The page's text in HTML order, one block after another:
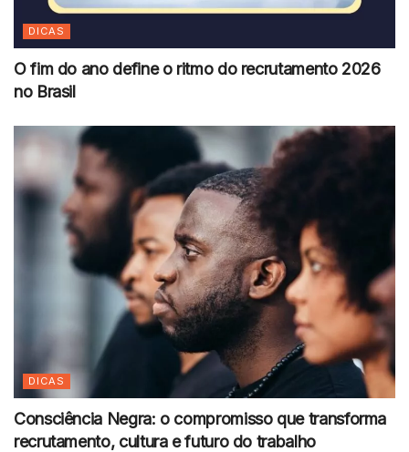
DICAS
O fim do ano define o ritmo do recrutamento 2026
no Brasil
DICAS
Consciência Negra: o compromisso que transforma
recrutamento, cultura e futuro do trabalho